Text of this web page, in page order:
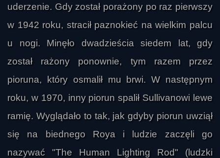
uderzenie. Gdy został porażony po raz pierwszy
w 1942 roku, stracił paznokieć na wielkim palcu
u nogi. Minęło dwadzieścia siedem lat, gdy
został rażony ponownie, tym razem przez
pioruna, który osmalił mu brwi. W następnym
roku, w 1970, inny piorun spalił Sullivanowi lewe
ramię. Wyglądało to tak, jak gdyby piorun uwziął
się na biednego Roya i ludzie zaczęli go
nazywać "The Human Lighting Rod" (ludzki